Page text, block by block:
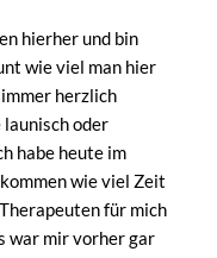
hierher und bin
wie viel man hier
herzlich
launisch oder
habe heute im
wie viel Zeit
für mich
war mir vorher gar